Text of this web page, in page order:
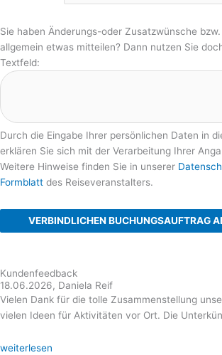
Sie haben Änderungs-oder Zusatzwünsche
allgemein etwas mitteilen? Dann nutzen Sie
Textfeld:
Durch die Eingabe Ihrer persönlichen Daten in
erklären Sie sich mit der Verarbeitung Ihrer
Weitere Hinweise finden Sie in unserer
Formblatt des Reiseveranstalters.
VERBINDLICHEN BUCHUNGSAUFTRAG
Kundenfeedback
18.06.2026, Daniela Reif
Vielen Dank für die tolle Zusammenstellung
vielen Ideen für Aktivitäten vor Ort. Die
weiterlesen